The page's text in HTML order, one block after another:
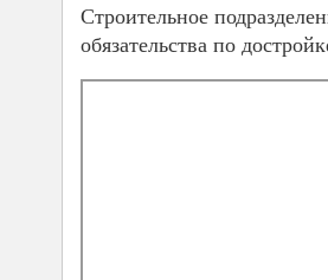
Строительное
обязательства по